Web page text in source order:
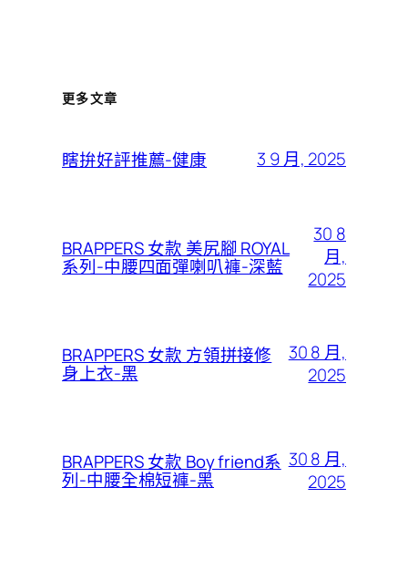
更多文章
瞎拚好評推薦-健康 3 9 月, 2025
BRAPPERS 女款 美尻腳 ROYAL
系列-中腰四面彈喇叭褲-深藍
30 8
月,
2025
BRAPPERS 女款 方領拼接修
身上衣-黑
30 8 月,
2025
BRAPPERS 女款 Boy friend系
列-中腰全棉短褲-黑
30 8 月,
2025